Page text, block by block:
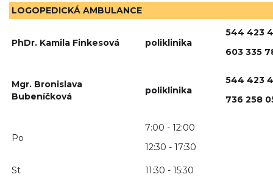
LOGOPEDICKÁ AMBULANCE
PhDr. Kamila Finkesová poliklinika
544 423
603 335
Mgr. Bronislava
Bubeníčková
poliklinika
544 423
736 258
Po
7:00 - 12:00
12:30 - 17:30
St
11:30 - 15:30